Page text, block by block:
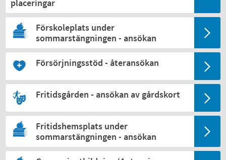
placeringar
Förskoleplats under
sommarstängningen - ansökan
Försörjningsstöd - återansökan
Fritidsgården - ansökan av gårdskort
Fritidshemsplats under
sommarstängningen - ansökan